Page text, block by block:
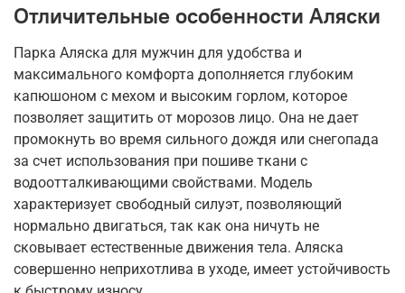
Отличительные особенности Аляски
Парка Аляска для мужчин для удобства и
максимального комфорта дополняется глубоким
капюшоном с мехом и высоким горлом, которое
позволяет защитить от морозов лицо. Она не дает
промокнуть во время сильного дождя или снегопада
за счет использования при пошиве ткани с
водоотталкивающими свойствами. Модель
характеризует свободный силуэт, позволяющий
нормально двигаться, так как она ничуть не
сковывает естественные движения тела. Аляска
совершенно неприхотлива в уходе, имеет устойчивость